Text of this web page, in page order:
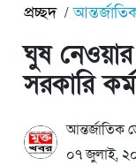
প্রচ্ছদ
ঘুষ
সরকারি
আন্তর্জাতিক
০৭ জুলাই,